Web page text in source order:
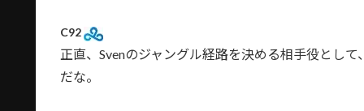
C92
正直、Svenのジャングル経路を決める相手役とし
だな。